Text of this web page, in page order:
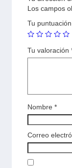
Los campos
Tu puntuación
Tu valoración
Nombre *
Correo